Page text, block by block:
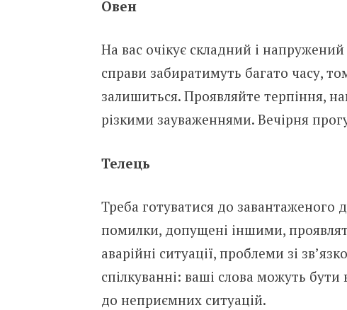
Овен
На вас очікує складний і
справи забиратимуть багато часу,
залишиться. Проявляйте терпіння,
різкими зауваженнями. Вечірня
Телець
Треба готуватися до завантаженого
помилки, допущені іншими,
аварійні ситуації, проблеми зі
спілкуванні: ваші слова можуть
до неприємних ситуацій.